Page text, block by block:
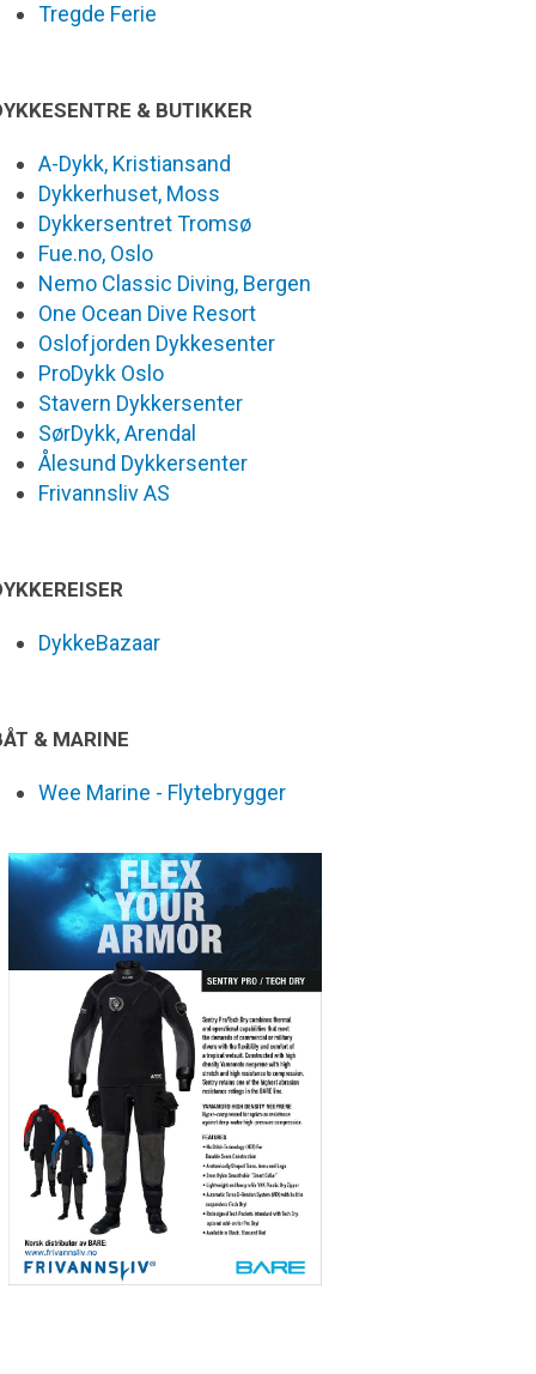
Tregde Ferie
& BUTIKKER
A-Dykk, Kristiansand
Dykkerhuset, Moss
Dykkersentret Tromsø
Fue.no, Oslo
Nemo Classic Diving, Bergen
One Ocean Dive Resort
Oslofjorden Dykkesenter
ProDykk Oslo
Stavern Dykkersenter
SørDykk, Arendal
Ålesund Dykkersenter
Frivannsliv AS
DykkeBazaar
& MARINE
Wee Marine - Flytebrygger